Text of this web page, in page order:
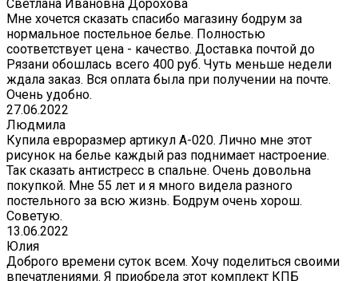
Светлана Ивановна Дорохова
Мне хочется сказать спасибо магазину бодрум за
нормальное постельное белье. Полностью
соответствует цена - качество. Доставка почтой до
Рязани обошлась всего 400 руб. Чуть меньше недели
ждала заказ. Вся оплата была при получении на почте.
Очень удобно.
27.06.2022
Людмила
Купила евроразмер артикул А-020. Лично мне этот
рисунок на белье каждый раз поднимает настроение.
Так сказать антистресс в спальне. Очень довольна
покупкой. Мне 55 лет и я много видела разного
постельного за всю жизнь. Бодрум очень хорош.
Советую.
13.06.2022
Юлия
Доброго времени суток всем. Хочу поделиться своими
впечатлениями. Я приобрела этот комплект КПБ